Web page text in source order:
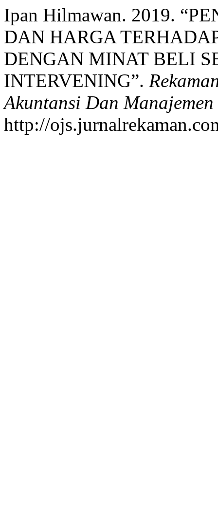
Ipan Hilmawan. 2019.
DAN HARGA
DENGAN MINAT BELI
INTERVENING”.
Akuntansi Dan Manajemen
http://